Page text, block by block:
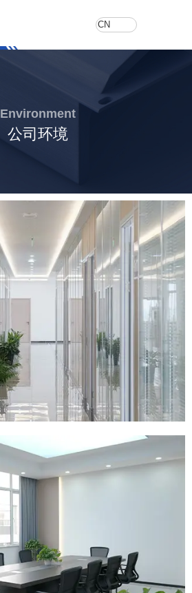
CN
Environment
公司环境